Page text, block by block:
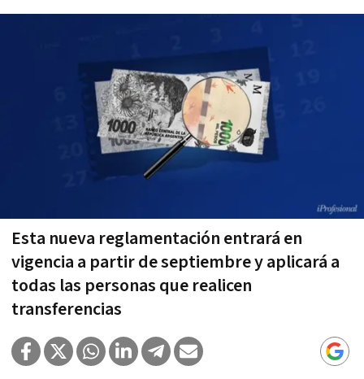
Esta nueva reglamentación entrará en
vigencia a partir de septiembre y aplicará a
todas las personas que realicen
transferencias